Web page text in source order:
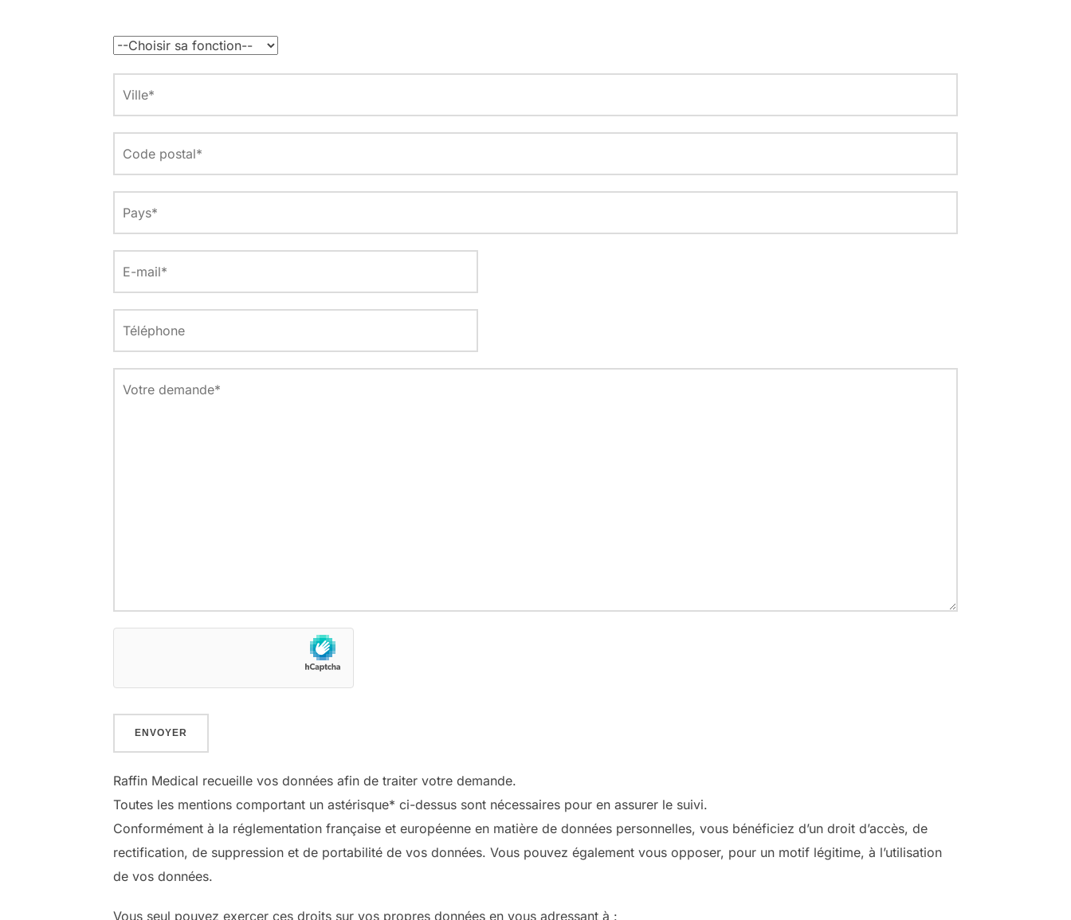
Raffin Medical recueille vos données afin de traiter votre demande.
Toutes les mentions comportant un astérisque* ci-dessus sont nécessaires pour en assurer le suivi.
Conformément à la réglementation française et européenne en matière de données personnelles, vous bénéficiez d’un droit d’accès, de
rectification, de suppression et de portabilité de vos données. Vous pouvez également vous opposer, pour un motif légitime, à l’utilisation
de vos données.
Vous seul pouvez exercer ces droits sur vos propres données en vous adressant à :